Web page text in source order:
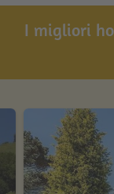
I migliori